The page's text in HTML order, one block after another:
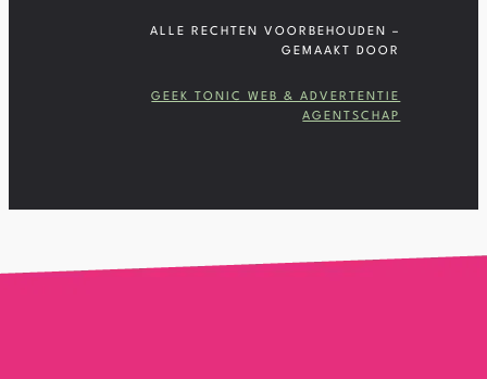
ALLE RECHTEN VOORBEHOUDEN –
GEMAAKT DOOR
GEEK TONIC WEB & ADVERTENTIE
AGENTSCHAP